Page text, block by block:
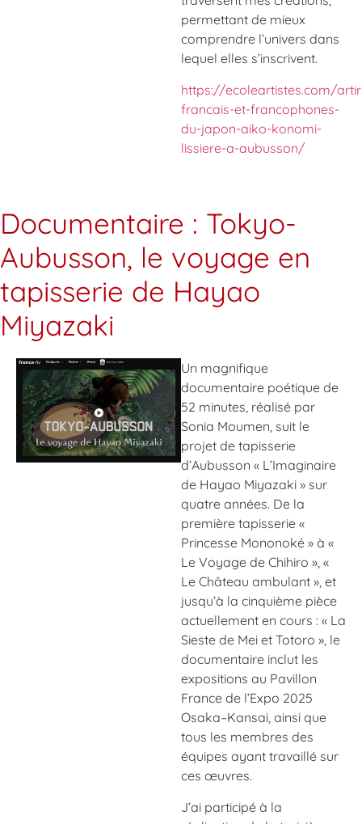
permettant de mieux
comprendre l’univers dans
lequel elles s’inscrivent.
https://ecoleartistes.com/
francais-et-francophones-
du-japon-aiko-konomi-
lissiere-a-aubusson/
Documentaire : Tokyo-
Aubusson, le voyage en
tapisserie de Hayao
Miyazaki
Un magnifique
documentaire poétique de
52 minutes, réalisé par
Sonia Moumen, suit le
projet de tapisserie
d’Aubusson « L’Imaginaire
de Hayao Miyazaki » sur
quatre années. De la
première tapisserie «
Princesse Mononoké » à «
Le Voyage de Chihiro », «
Le Château ambulant », et
jusqu’à la cinquième pièce
actuellement en cours : « La
Sieste de Mei et Totoro », le
documentaire inclut les
expositions au Pavillon
France de l’Expo 2025
Osaka–Kansai, ainsi que
tous les membres des
équipes ayant travaillé sur
ces œuvres.
J’ai participé à la